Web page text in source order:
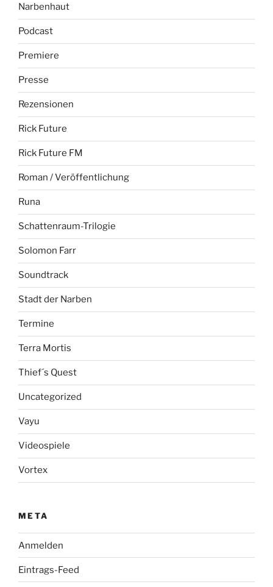
Narbenhaut
Podcast
Premiere
Presse
Rezensionen
Rick Future
Rick Future FM
Roman / Veröffentlichung
Runa
Schattenraum-Trilogie
Solomon Farr
Soundtrack
Stadt der Narben
Termine
Terra Mortis
Thief´s Quest
Uncategorized
Vayu
Videospiele
Vortex
META
Anmelden
Eintrags-Feed